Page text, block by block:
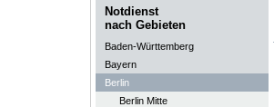
Notdienst
nach Gebieten
Baden-Württemberg
Bayern
Berlin
Berlin Mitte